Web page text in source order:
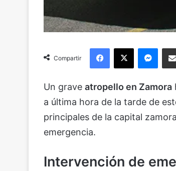
Compartir
Facebook
X
Un grave atropello en Zamora
a última hora de la tarde de
principales de la capital
emergencia.
Intervención de